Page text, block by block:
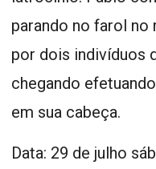
parando no farol
por dois indivíduos
chegando
em sua cabeça.
Data: 29 de julho